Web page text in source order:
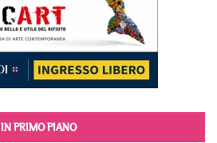
IN PRIMO PIANO